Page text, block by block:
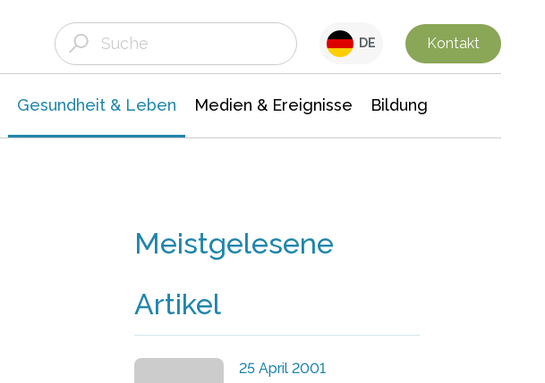
DE Kontakt
Gesundheit & Leben Medien & Ereignisse Bildung
Meistgelesene
Artikel
25 April 2001